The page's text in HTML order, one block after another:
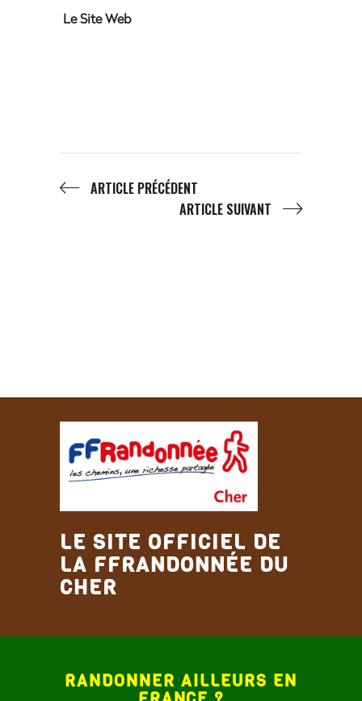
Le Site Web
ARTICLE PRÉCÉDENT
ARTICLE SUIVANT
LE SITE OFFICIEL DE
LA FFRANDONNÉE DU
CHER
RANDONNER AILLEURS EN